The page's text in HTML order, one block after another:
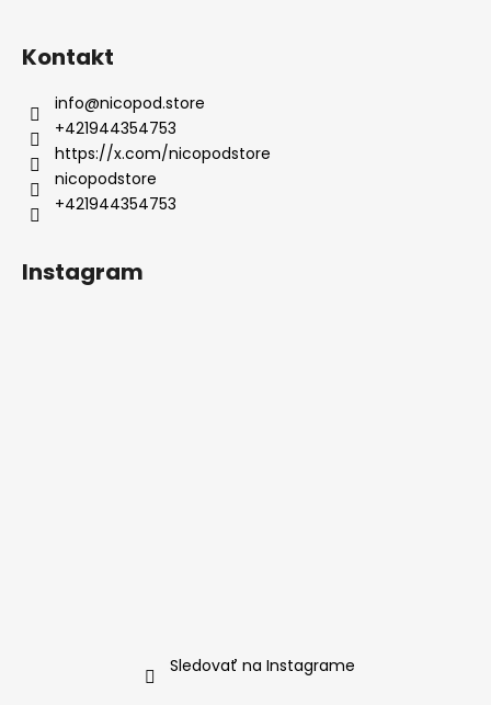
Kontakt
info@nicopod.store
+421944354753
https://x.com/nicopodstore
nicopodstore
+421944354753
Instagram
Sledovať na Instagrame